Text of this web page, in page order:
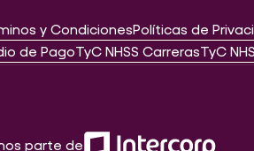
y CondicionesPolíticas de
de PagoTyC NHSS CarrerasTyC
parte de